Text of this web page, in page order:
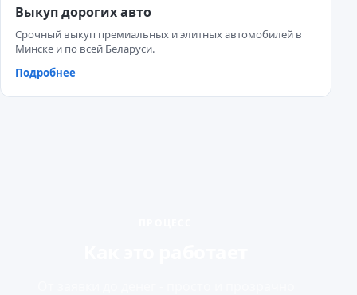
Выкуп дорогих авто
Срочный выкуп премиальных и элитных автомобилей в
Минске и по всей Беларуси.
Подробнее